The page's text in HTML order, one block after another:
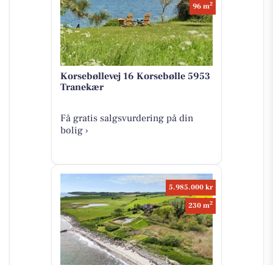
96 m2
Korsebøllevej 16 Korsebølle 5953
Tranekær
Få gratis salgsvurdering på din
bolig ›
5.985.000 kr
230 m2